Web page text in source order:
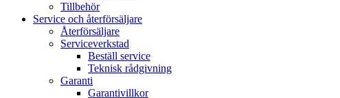
Tillbehör
Service och återförsäljare
Återförsäljare
Serviceverkstad
Beställ service
Teknisk rådgivning
Garanti
Garantivillkor